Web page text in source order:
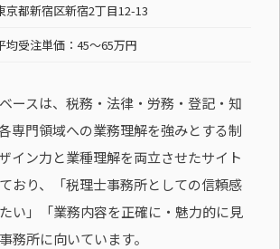
京都新宿区新宿2丁目12-13
均受注単価：45〜65万円
ースは、税務・法律・労務・登記・知
専門領域への業務理解を強みとする制
イン力と業種理解を両立させたサイト
おり、「税理士事務所としての信頼感
い」「業務内容を正確に・魅力的に見
務所に向いています。